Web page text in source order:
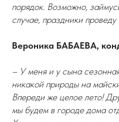
порядок. Возможно,
случае, праздники проведу
Вероника БАБАЕВА,
– У меня и у сына
никакой природы на
Впереди же целое лето!
мы будем в городе дома